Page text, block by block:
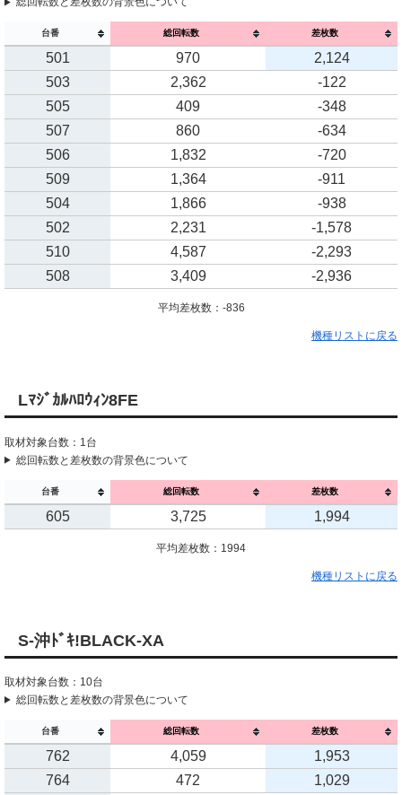
台番 総回転数 差枚数
501 970
2,124
503
2,362
-122
505
409
-348
507
860
-634
506
1,832
-720
509
1,364
-911
504
1,866
-938
502
2,231
-1,578
510
4,587
-2,293
508
3,409 -2,936
平均差枚数：-836
機種リストに戻る
Lﾏｼﾞｶﾙﾊﾛｳｨﾝ8FE
取材対象台数：1台
総回転数と差枚数の背景色について
台番 総回転数 差枚数
605 3,725 1,994
平均差枚数：1994
機種リストに戻る
S-沖ﾄﾞｷ!BLACK-XA
取材対象台数：10台
総回転数と差枚数の背景色について
台番 総回転数 差枚数
762 4,059
1,953
764
472
1,029